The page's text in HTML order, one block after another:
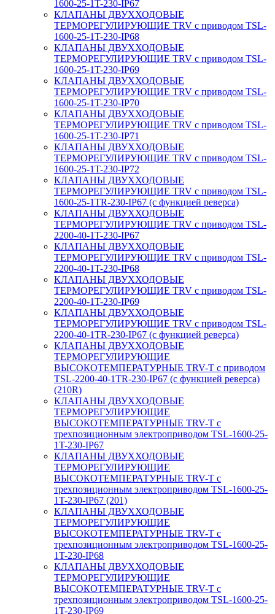
1600-25-1T-230-IP67
КЛАПАНЫ ДВУХХОДОВЫЕ
ТЕРМОРЕГУЛИРУЮЩИЕ TRV с приводом TSL-
1600-25-1T-230-IP68
КЛАПАНЫ ДВУХХОДОВЫЕ
ТЕРМОРЕГУЛИРУЮЩИЕ TRV с приводом TSL-
1600-25-1T-230-IP69
КЛАПАНЫ ДВУХХОДОВЫЕ
ТЕРМОРЕГУЛИРУЮЩИЕ TRV с приводом TSL-
1600-25-1T-230-IP70
КЛАПАНЫ ДВУХХОДОВЫЕ
ТЕРМОРЕГУЛИРУЮЩИЕ TRV с приводом TSL-
1600-25-1T-230-IP71
КЛАПАНЫ ДВУХХОДОВЫЕ
ТЕРМОРЕГУЛИРУЮЩИЕ TRV с приводом TSL-
1600-25-1T-230-IP72
КЛАПАНЫ ДВУХХОДОВЫЕ
ТЕРМОРЕГУЛИРУЮЩИЕ TRV с приводом TSL-
1600-25-1TR-230-IP67 (с функцией реверса)
КЛАПАНЫ ДВУХХОДОВЫЕ
ТЕРМОРЕГУЛИРУЮЩИЕ TRV с приводом TSL-
2200-40-1T-230-IP67
КЛАПАНЫ ДВУХХОДОВЫЕ
ТЕРМОРЕГУЛИРУЮЩИЕ TRV с приводом TSL-
2200-40-1T-230-IP68
КЛАПАНЫ ДВУХХОДОВЫЕ
ТЕРМОРЕГУЛИРУЮЩИЕ TRV с приводом TSL-
2200-40-1T-230-IP69
КЛАПАНЫ ДВУХХОДОВЫЕ
ТЕРМОРЕГУЛИРУЮЩИЕ TRV с приводом TSL-
2200-40-1TR-230-IP67 (с функцией реверса)
КЛАПАНЫ ДВУХХОДОВЫЕ
ТЕРМОРЕГУЛИРУЮЩИЕ
ВЫСОКОТЕМПЕРАТУРНЫЕ TRV-T с приводом
TSL-2200-40-1TR-230-IP67 (с функцией реверса)
(210R)
КЛАПАНЫ ДВУХХОДОВЫЕ
ТЕРМОРЕГУЛИРУЮЩИЕ
ВЫСОКОТЕМПЕРАТУРНЫЕ TRV-T с
трехпозиционным электроприводом TSL-1600-25-
1T-230-IP67
КЛАПАНЫ ДВУХХОДОВЫЕ
ТЕРМОРЕГУЛИРУЮЩИЕ
ВЫСОКОТЕМПЕРАТУРНЫЕ TRV-T с
трехпозиционным электроприводом TSL-1600-25-
1T-230-IP67 (201)
КЛАПАНЫ ДВУХХОДОВЫЕ
ТЕРМОРЕГУЛИРУЮЩИЕ
ВЫСОКОТЕМПЕРАТУРНЫЕ TRV-T с
трехпозиционным электроприводом TSL-1600-25-
1T-230-IP68
КЛАПАНЫ ДВУХХОДОВЫЕ
ТЕРМОРЕГУЛИРУЮЩИЕ
ВЫСОКОТЕМПЕРАТУРНЫЕ TRV-T с
трехпозиционным электроприводом TSL-1600-25-
1T-230-IP69